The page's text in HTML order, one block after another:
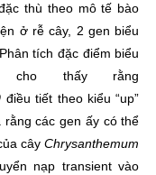
thù theo mô tế bào
ở rễ cây, 2 gen biểu
tích đặc điểm biểu
cho thấy rằng
điều tiết theo kiểu “up”
các gen ấy có thể
câyChrysanthemum
nạp transient vào